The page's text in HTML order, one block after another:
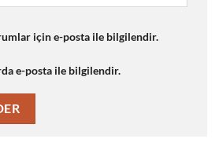
için e-posta ile bilgilendir.
e-posta ile bilgilendir.